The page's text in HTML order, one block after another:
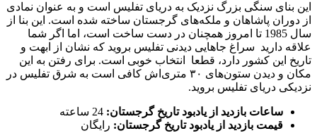
این بنای سنگی بزرگ نزدیک به دریای تفلیس است و به‌ عنوان نمادی
از دوران پاشاهان و ملکه‌های گرجستان ساخته شده است. این بنا از
سال 1985 تا امروز همچنان در دست ساخت است، اما اگر شما
علاقه دارید سراغ جاهایی دیدنی تفلیس بروید که نشان از ابهت و
تاریخ این کشور دارد، قطعا انتخاب خوبی است. برای رفتن به این
مکان و دیدن ستون‌های ۳۰ متری‌اش کافی است به شرق تفلیس در
نزدیکی دریای تفلیس بروید.
ساعات بازدید از یادبود تاریخ گرجستان:
قیمت بازدید از یادبود تاریخ گرجستان: رایگان